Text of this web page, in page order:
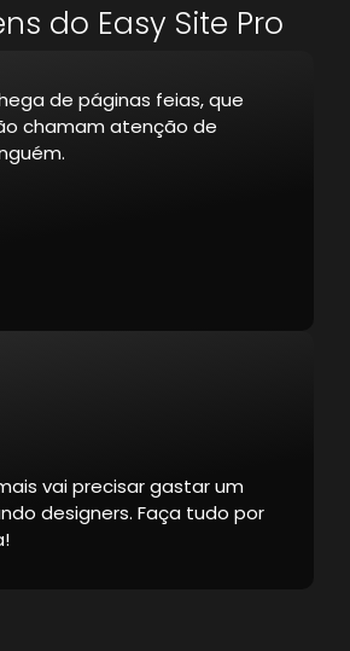
do Easy Site Pro
de páginas feias, que
chamam atenção de
vai precisar gastar um
designers. Faça tudo por